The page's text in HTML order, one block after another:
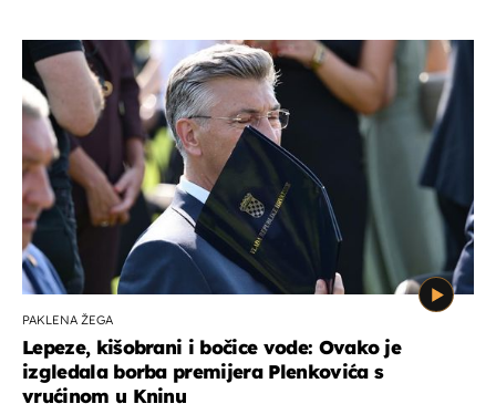
PAKLENA ŽEGA
Lepeze, kišobrani i bočice vode: Ovako je
izgledala borba premijera Plenkovića s
vrućinom u Kninu